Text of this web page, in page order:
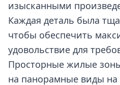
изысканными
Каждая деталь была
чтобы обеспечить
удовольствие для
Просторные жилые
на панорамные виды